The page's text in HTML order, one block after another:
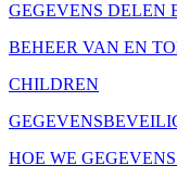
GEGEVENS DELEN
BEHEER VAN EN
CHILDREN
HOE WE